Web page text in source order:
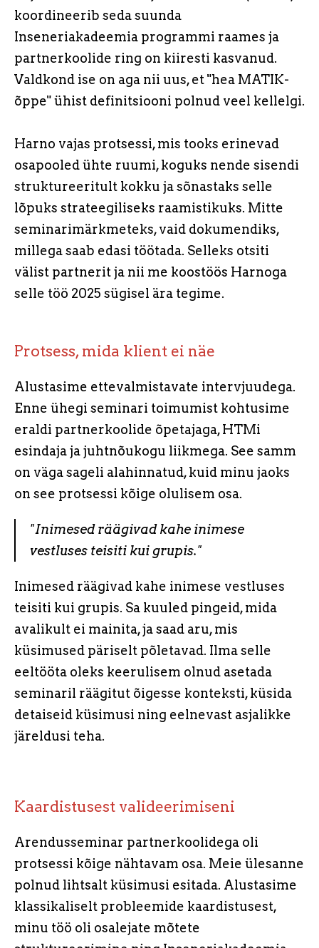
koordineerib seda suunda
Inseneriakadeemia programmi raames ja
partnerkoolide ring on kiiresti kasvanud.
Valdkond ise on aga nii uus, et "hea MATIK-
õppe" ühist definitsiooni polnud veel kellelgi.
Harno vajas protsessi, mis tooks erinevad
osapooled ühte ruumi, koguks nende sisendi
struktureeritult kokku ja sõnastaks selle
lõpuks strateegiliseks raamistikuks. Mitte
seminarimärkmeteks, vaid dokumendiks,
millega saab edasi töötada. Selleks otsiti
välist partnerit ja nii me koostöös Harnoga
selle töö 2025 sügisel ära tegime.
Protsess, mida klient ei näe
Alustasime ettevalmistavate intervjuudega.
Enne ühegi seminari toimumist kohtusime
eraldi partnerkoolide õpetajaga, HTMi
esindaja ja juhtnõukogu liikmega. See samm
on väga sageli alahinnatud, kuid minu jaoks
on see protsessi kõige olulisem osa.
"Inimesed räägivad kahe inimese
vestluses teisiti kui grupis."
Inimesed räägivad kahe inimese vestluses
teisiti kui grupis. Sa kuuled pingeid, mida
avalikult ei mainita, ja saad aru, mis
küsimused päriselt põletavad. Ilma selle
eeltööta oleks keerulisem olnud asetada
seminaril räägitut õigesse konteksti, küsida
detaiseid küsimusi ning eelnevast asjalikke
järeldusi teha.
Kaardistusest valideerimiseni
Arendusseminar partnerkoolidega oli
protsessi kõige nähtavam osa. Meie ülesanne
polnud lihtsalt küsimusi esitada. Alustasime
klassikaliselt probleemide kaardistusest,
minu töö oli osalejate mõtete